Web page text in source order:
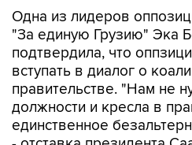
подтвердила, что
вступать в диалог о
правительстве. "Нам не
должности и кресла в
единственное
- отставка президента
Беселия.